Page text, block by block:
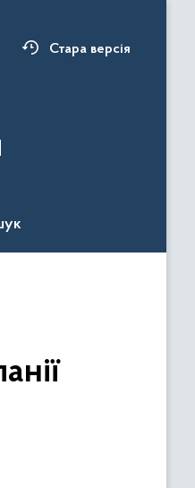
Стара версія